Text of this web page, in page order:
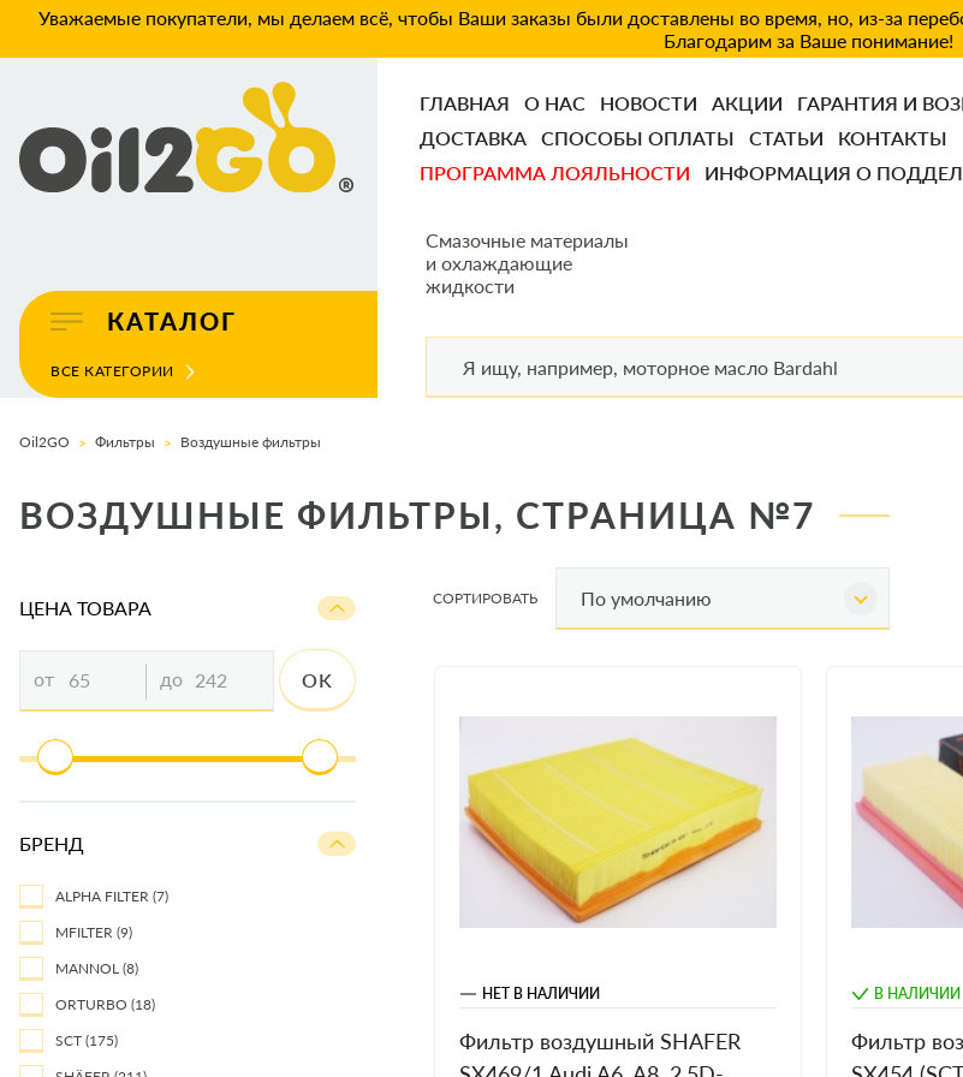
Уважаемые покупатели, мы делаем всё, чтобы Ваши заказы были доставлены во время, но, из-за
Благодарим за Ваше понимание!
КАТАЛОГ
ВСЕ КАТЕГОРИИ
ГЛАВНАЯ О НАС НОВОСТИ АКЦИИ
ГАРАНТИЯ И
ДОСТАВКА
СПОСОБЫ ОПЛАТЫ СТАТЬИ
КОНТАКТЫ
ПРОГРАММА ЛОЯЛЬНОСТИ
ИНФОРМАЦИЯ О
Смазочные материалы
и охлаждающие
жидкости
Oil2GO Фильтры Воздушные фильтры
ВОЗДУШНЫЕ ФИЛЬТРЫ, СТРАНИЦА №7
ЦЕНА ТОВАРА
от до OK
БРЕНД
ALPHA FILTER (7)
MFILTER (9)
MANNOL (8)
ORTURBO (18)
SCT (175)
СОРТИРОВАТЬ По умолчанию
НЕТ В НАЛИЧИИ
Фильтр воздушный SHAFER
В НАЛИЧИИ
Фильтр